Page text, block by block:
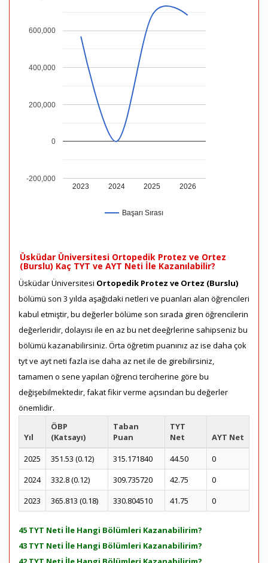
Başarı Sırası
2023 2024 2025 2026
-200,000
0
200,000
400,000
600,000
Üsküdar Üniversitesi Ortopedik Protez ve Ortez
(Burslu) Kaç TYT ve AYT Neti İle Kazanılabilir?
Üsküdar Üniversitesi Ortopedik Protez ve Ortez (Burslu)
bölümü son 3 yılda aşağıdaki netleri ve puanları alan öğrencileri
kabul etmiştir, bu değerler bölüme son sırada giren öğrencilerin
değerleridir, dolayısı ile en az bu net deeğrlerine sahipseniz bu
bölümü kazanabilirsiniz. Örta öğretim puanınız az ise daha çok
tyt ve ayt neti fazla ise daha az net ile de girebilirsiniz,
tamamen o sene yapılan öğrenci terciherine göre bu
değişebilmektedir, fakat fikir verme açısından bu değerler
önemlidir.
Yıl
ÖBP
(Katsayı)
Taban
Puan
TYT
Net
AYT Net
2025
351.53 (0.12) 315.171840 44.50
0
2024
332.8 (0.12) 309.735720 42.75
0
2023
365.813 (0.18) 330.804510 41.75 0
45 TYT Neti İle Hangi Bölümleri Kazanabilirim?
43 TYT Neti İle Hangi Bölümleri Kazanabilirim?